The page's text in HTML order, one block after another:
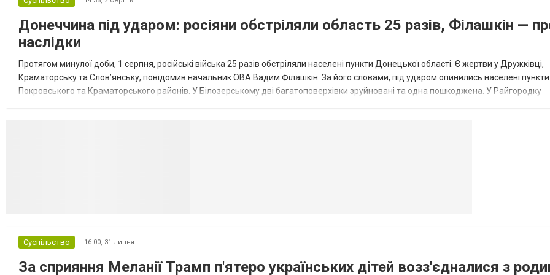
Донеччина під ударом: росіяни обстріляли область 25 разів, Філашкін —
наслідки
Протягом минулої доби, 1 серпня, російські війська 25 разів обстріляли населені пункти Донецької області. Є жертви у Дружківці,
Краматорську та Слов’янську, повідомив начальник ОВА Вадим Філашкін. За його словами, під ударом опинились населені пункти
Покровського та Краматорського районів. У Білозерському дві багатоповерхівки зруйновані та одна пошкоджена. У Райгородку
Суспільство 16:00, 31 липня
За сприяння Меланії Трамп п'ятеро українських дітей возз'єдналися з